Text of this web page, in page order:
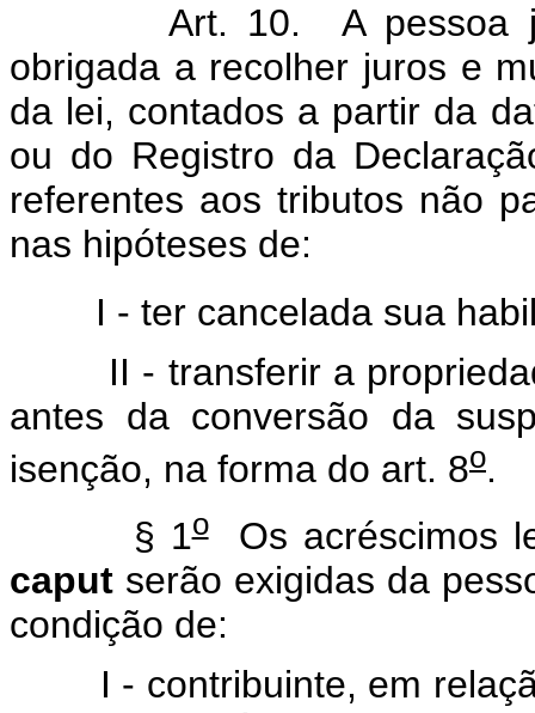
Art. 10. A pessoa
obrigada a recolher juros e
da lei, contados a partir da
ou do Registro da
referentes aos tributos não
nas hipóteses de:
I - ter cancelada sua
II - transferir a
antes da conversão da
isenção, na forma do art. 8o.
§ 1oOs acréscimos
caput serão exigidas da
condição de:
I - contribuinte, em